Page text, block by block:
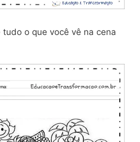
o que você vê na cena